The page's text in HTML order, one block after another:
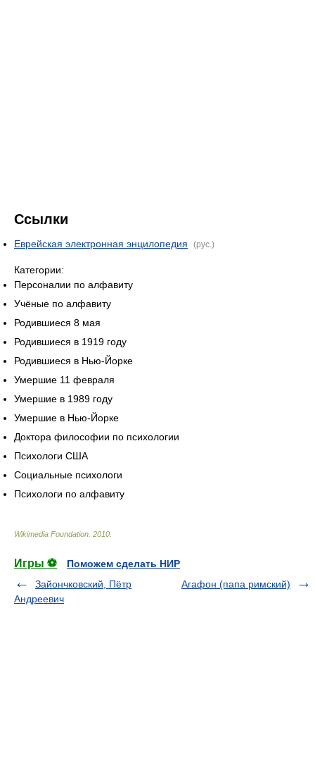
Ссылки
Еврейская электронная энцилопедия (рус.)
Категории:
Персоналии по алфавиту
Учёные по алфавиту
Родившиеся 8 мая
Родившиеся в 1919 году
Родившиеся в Нью-Йорке
Умершие 11 февраля
Умершие в 1989 году
Умершие в Нью-Йорке
Доктора философии по психологии
Психологи США
Социальные психологи
Психологи по алфавиту
Wikimedia Foundation 2010
Игры ⚽
Поможем сделать НИР
Зайончковский, Пётр
Андреевич
Агафон (папа римский)